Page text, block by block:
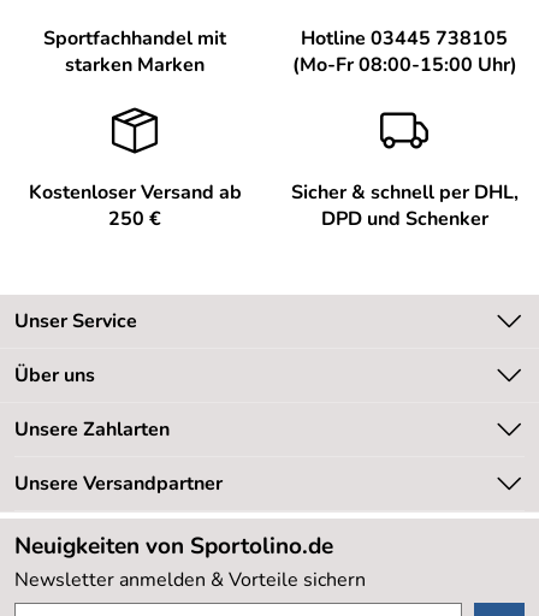
Sportfachhandel mit
starken Marken
Hotline 03445 738105
(Mo-Fr 08:00-15:00 Uhr)
Kostenloser Versand ab
250 €
Sicher & schnell per DHL,
DPD und Schenker
Unser Service
Kontakt
Newsletter
Retourenabwicklung
Lieferbedingungen
Kundenlogin
Über uns
Unsere Bestseller
Neu
Sale %
Kundenbewertungen (20.178)
4,8/5*****
Unsere Zahlarten
Unsere Versandpartner
Neuigkeiten von Sportolino.de
Newsletter anmelden & Vorteile sichern